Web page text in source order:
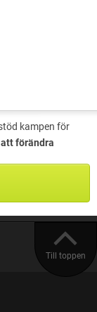
kampen för
förändra
Till toppen